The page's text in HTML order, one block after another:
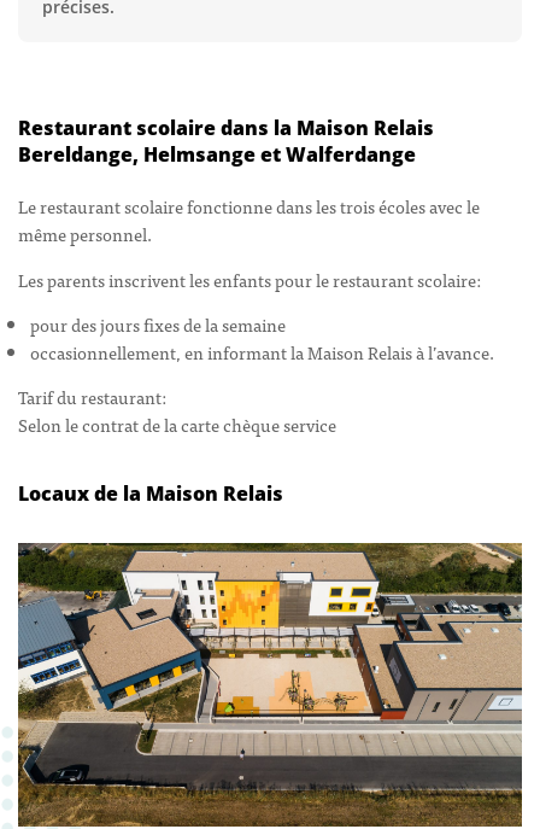
précises.
Restaurant scolaire dans la Maison Relais
Bereldange, Helmsange et Walferdange
Le restaurant scolaire fonctionne dans les trois écoles avec le
même personnel.
Les parents inscrivent les enfants pour le restaurant scolaire:
pour des jours fixes de la semaine
occasionnellement, en informant la Maison Relais à l’avance.
Tarif du restaurant:
Selon le contrat de la carte chèque service
Locaux de la Maison Relais